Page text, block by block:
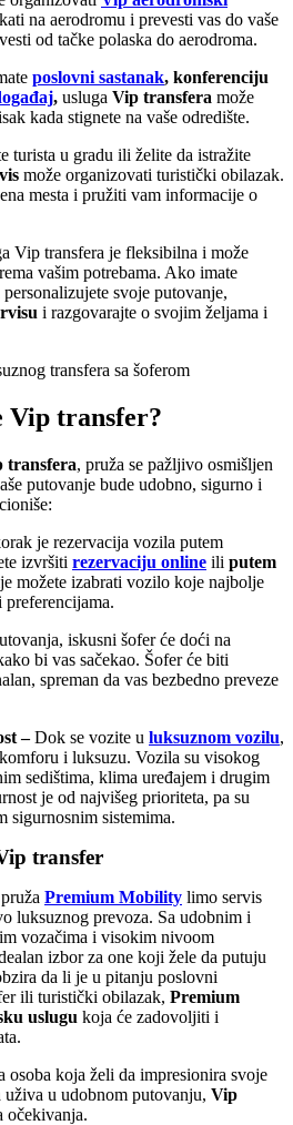
na aerodromu i prevesti vas do vaše
od tačke polaska do aerodroma.
poslovni sastanak, konferenciju
, usluga Vip transfera može
kada stignete na vaše odredište.
turista u gradu ili želite da istražite
može organizovati turistički obilazak.
mesta i pružiti vam informacije o
Vip transfera je fleksibilna i može
vašim potrebama. Ako imate
svoje putovanje,
i razgovarajte o svojim željama i
Vip transfer?
transfera, pruža se pažljivo osmišljen
putovanje bude udobno, sigurno i
je rezervacija vozila putem
izvršiti rezervaciju online ili putem
možete izabrati vozilo koje najbolje
preferencijama.
iskusni šofer će doći na
bi vas sačekao. Šofer će biti
spreman da vas bezbedno preveze
–Dok se vozite u luksuznom vozilu,
i luksuzu. Vozila su visokog
sedištima, klima uređajem i drugim
je od najvišeg prioriteta, pa su
sigurnosnim sistemima.
transfer
Premium Mobility limo servis
luksuznog prevoza. Sa udobnim i
vozačima i visokim nivoom
izbor za one koji žele da putuju
da li je u pitanju poslovni
ili turistički obilazak, Premium
uslugu koja će zadovoljiti i
osoba koja želi da impresionira svoje
u udobnom putovanju, Vip
očekivanja.